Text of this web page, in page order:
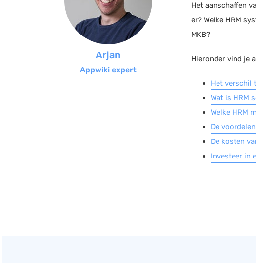
Het aanschaffen
er? Welke HRM
MKB?
Hieronder vind je
Het verschil
Wat is HRM
Welke HRM
De
De kosten
Investeer in
Arjan
Appwiki expert